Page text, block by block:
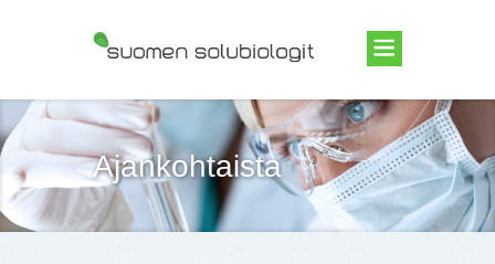
Suomen Solubiologit ry
Ajankohtaista